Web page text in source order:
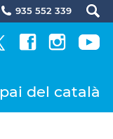
935 552 339
del català